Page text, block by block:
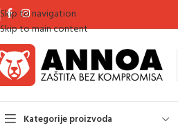
Skip to navigation
Skip to main content
Kategorije proizvoda